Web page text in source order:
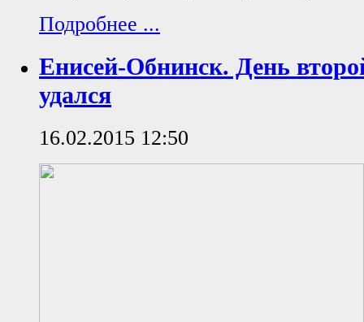
Подробнее ...
Енисей-Обнинск. День
удался
16.02.2015 12:50